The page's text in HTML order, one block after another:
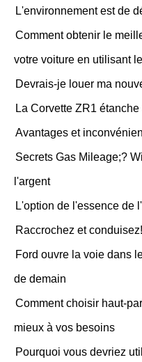
L'environnement est de
Comment obtenir le
votre voiture en utilisant
Devrais-je louer ma
La Corvette ZR1
Avantages et
Secrets Gas Mileage;?
l'argent
L'option de l'essence de
Raccrochez et conduisez!
Ford ouvre la voie dans
de demain
Comment choisir haut-
mieux à vos besoins
Pourquoi vous devriez